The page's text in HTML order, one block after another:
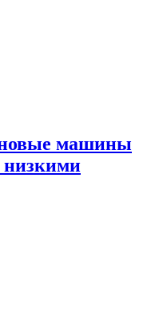
машины
низкими